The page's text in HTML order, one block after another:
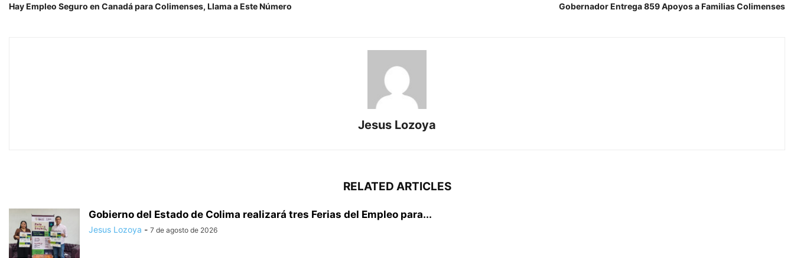
Hay Empleo Seguro en Canadá para Colimenses, Llama a Este Número Gobernador Entrega 859 Apoyos a Familias Colimenses
Jesus Lozoya
RELATED ARTICLES
Gobierno del Estado de Colima realizará tres Ferias del Empleo para...
Jesus Lozoya - 7 de agosto de 2026